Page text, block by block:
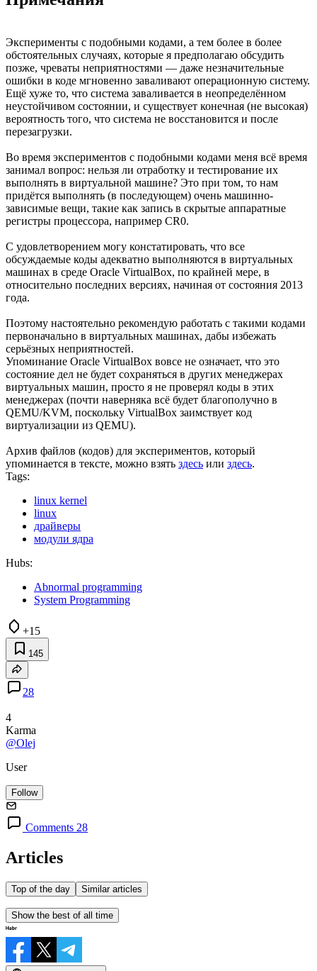
Эксперименты с подобными кодами, а тем более в более
обстоятельных случаях, которые я предполагаю обсудить
позже, чреваты неприятностями — даже незначительные
ошибки в коде мгновенно заваливают операционную систему.
Ещё хуже то, что система заваливается в неопределённом
неустойчивом состоянии, и существует конечная (не высокая)
вероятность того, что система не восстановится и после
перезагрузки.
Во время экспериментов с подобными кодами меня всё время
занимал вопрос: нельзя ли отработку и тестирование их
выполнять в виртуальной машине? Это при том, то нам
придётся выполнять (в последующем) очень машинно-
зависимые вещи, такие как запись в скрытые аппаратные
регистры процессора, например CR0.
С удовлетворением могу констатировать, что все
обсуждаемые коды адекватно выполняются в виртуальных
машинах в среде Oracle VirtualBox, по крайней мере, в
относительно последних версиях, начиная от состояния 2013
года.
Поэтому настоятельно рекомендую работать с такими кодами
первоначально в виртуальных машинах, дабы избежать
серьёзных неприятностей.
Упоминание Oracle VirtualBox вовсе не означает, что это
состояние дел не будет сохраняться в других менеджерах
виртуальных машин, просто я не проверял коды в этих
менеджерах (почти наверняка всё будет благополучно в
QEMU/KVM, поскольку VirtualBox заимствует код
виртуализации из QEMU).
Архив файлов (кодов) для экспериментов, который
упоминается в тексте, можно взять здесь или здесь.
Tags:
linux kernel
linux
драйверы
модули ядра
Hubs:
Abnormal programming
System Programming
+15
145
28
4
Karma
@Olej
User
Follow
Comments 28
Articles
Top of the day Similar articles
Show the best of all time